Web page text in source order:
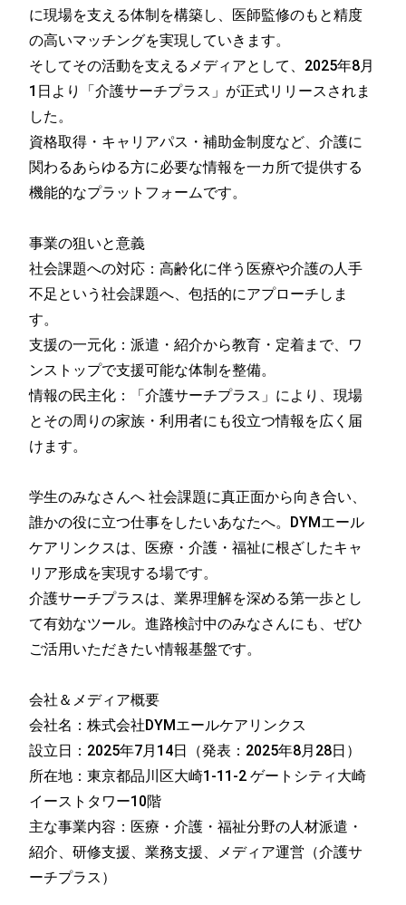
に現場を支える体制を構築し、医師監修のもと精度
の高いマッチングを実現していきます。
そしてその活動を支えるメディアとして、2025年8月
1日より「介護サーチプラス」が正式リリースされま
した。
資格取得・キャリアパス・補助金制度など、介護に
関わるあらゆる方に必要な情報を一カ所で提供する
機能的なプラットフォームです。
事業の狙いと意義
社会課題への対応：高齢化に伴う医療や介護の人手
不足という社会課題へ、包括的にアプローチしま
す。
支援の一元化：派遣・紹介から教育・定着まで、ワ
ンストップで支援可能な体制を整備。
情報の民主化：「介護サーチプラス」により、現場
とその周りの家族・利用者にも役立つ情報を広く届
けます。
学生のみなさんへ 社会課題に真正面から向き合い、
誰かの役に立つ仕事をしたいあなたへ。DYMエール
ケアリンクスは、医療・介護・福祉に根ざしたキャ
リア形成を実現する場です。
介護サーチプラスは、業界理解を深める第一歩とし
て有効なツール。進路検討中のみなさんにも、ぜひ
ご活用いただきたい情報基盤です。
会社＆メディア概要
会社名：株式会社DYMエールケアリンクス
設立日：2025年7月14日（発表：2025年8月28日）
所在地：東京都品川区大崎1-11-2 ゲートシティ大崎
イーストタワー10階
主な事業内容：医療・介護・福祉分野の人材派遣・
紹介、研修支援、業務支援、メディア運営（介護サ
ーチプラス）